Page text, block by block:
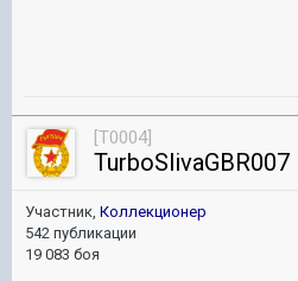
[T0004]
TurboSlivaGBR007
Участник, Коллекционер
542 публикации
19 083 боя